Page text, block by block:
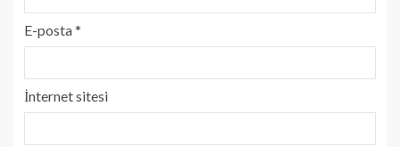
E-posta*
İnternet sitesi